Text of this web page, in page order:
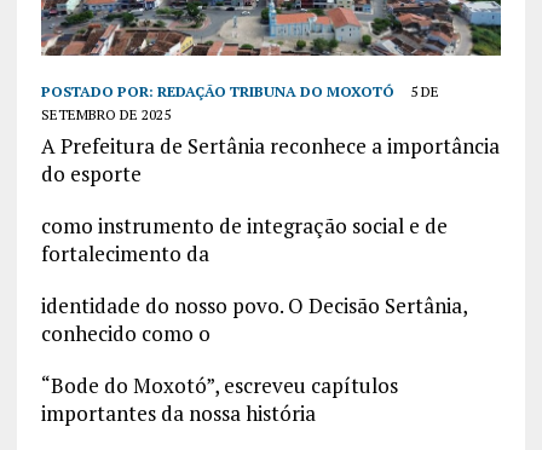
POSTADO POR: REDAÇÃO TRIBUNA DO MOXOTÓ
5 DE
SETEMBRO DE 2025
A Prefeitura de Sertânia reconhece a importância
do esporte
como instrumento de integração social e de
fortalecimento da
identidade do nosso povo. O Decisão Sertânia,
conhecido como o
“Bode do Moxotó”, escreveu capítulos
importantes da nossa história